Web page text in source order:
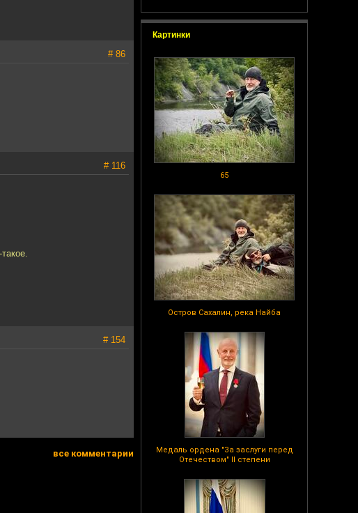
Картинки
65
Остров Сахалин, река Найба
Медаль ордена "За заслуги перед
Отечеством" II степени
# 86
# 116
# 154
все комментарии